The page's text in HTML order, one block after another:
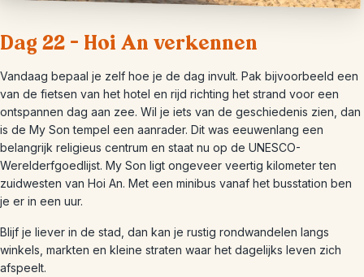
Dag 22 – Hoi An verkennen
Vandaag bepaal je zelf hoe je de dag invult. Pak bijvoorbeeld een
van de fietsen van het hotel en rijd richting het strand voor een
ontspannen dag aan zee. Wil je iets van de geschiedenis zien, dan
is de My Son tempel een aanrader. Dit was eeuwenlang een
belangrijk religieus centrum en staat nu op de UNESCO-
Werelderfgoedlijst. My Son ligt ongeveer veertig kilometer ten
zuidwesten van Hoi An. Met een minibus vanaf het busstation ben
je er in een uur.
Blijf je liever in de stad, dan kan je rustig rondwandelen langs
winkels, markten en kleine straten waar het dagelijks leven zich
afspeelt.